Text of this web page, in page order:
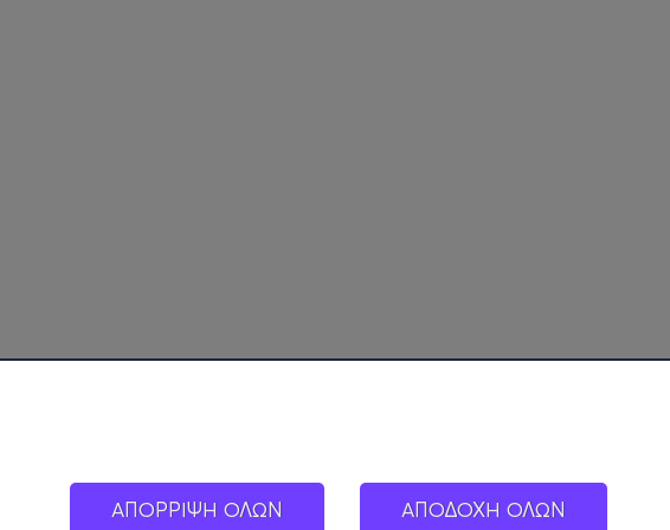
ΑΠΟΡΡΙΨΗ ΟΛΩΝ ΑΠΟΔΟΧΗ ΟΛΩΝ